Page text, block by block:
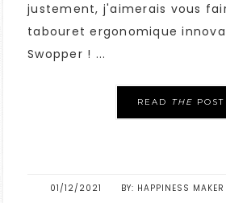
justement, j'aimerais vous
tabouret ergonomique
Swopper ! ...
READ THE POST
01/12/2021 HAPPINESS MAKER